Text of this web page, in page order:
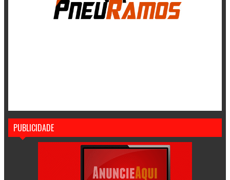
PUBLICIDADE